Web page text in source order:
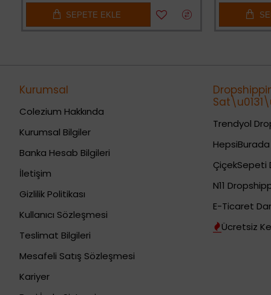
SEPETE EKLE
Kurumsal
Colezium Hakkında
Kurumsal Bilgiler
Banka Hesab Bilgileri
İletişim
Gizlilik Politikası
Kullanıcı Sözleşmesi
Teslimat Bilgileri
Mesafeli Satış Sözleşmesi
Kariyer
Trendyol
ÇiçekSepeti
N11
E-Ticaret
Ücretsiz